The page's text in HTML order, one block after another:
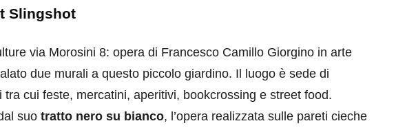
Slingshot
via Morosini 8: opera di Francesco Camillo Giorgino in arte
due murali a questo piccolo giardino. Il luogo è sede di
tra cui feste, mercatini, aperitivi, bookcrossing e street food.
suo tratto nero su bianco, l’opera realizzata sulle pareti cieche